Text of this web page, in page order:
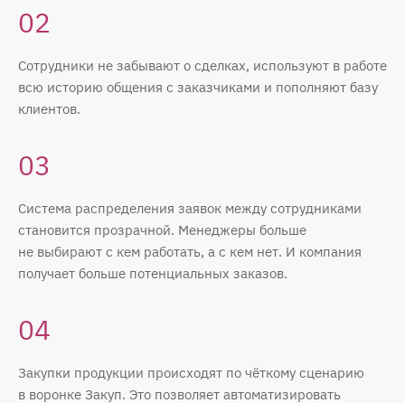
02
Сотрудники не забывают о сделках, используют в работе
всю историю общения с заказчиками и пополняют базу
клиентов.
03
Система распределения заявок между сотрудниками
становится прозрачной. Менеджеры больше
не выбирают с кем работать, а с кем нет. И компания
получает больше потенциальных заказов.
04
Закупки продукции происходят по чёткому сценарию
в воронке Закуп. Это позволяет автоматизировать